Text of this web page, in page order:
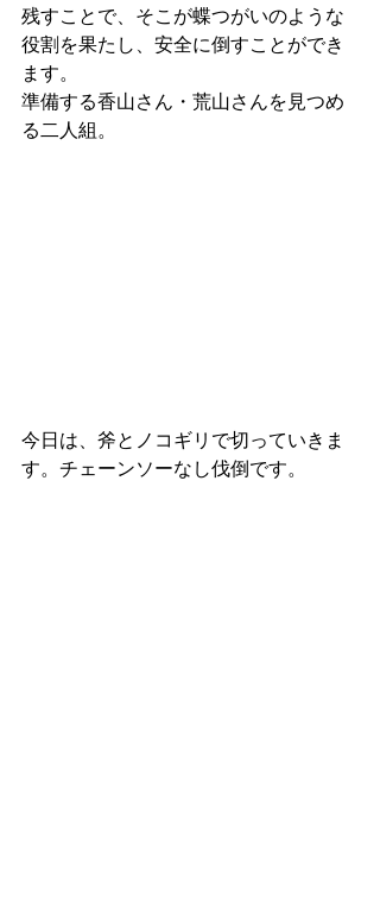
残すことで、そこが蝶つがいのような
役割を果たし、安全に倒すことができ
ます。
準備する香山さん・荒山さんを見つめ
る二人組。
今日は、斧とノコギリで切っていきま
す。チェーンソーなし伐倒です。